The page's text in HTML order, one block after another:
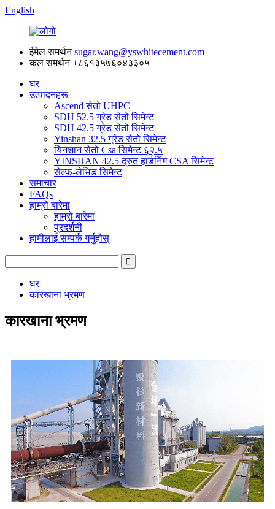
English
ईमेल समर्थन sugar.wang@yswhitecement.com
कल समर्थन +८६१३५७६०४३३०५
घर
उत्पादनहरू
Ascend सेतो UHPC
SDH 52.5 ग्रेड सेतो सिमेन्ट
SDH 42.5 ग्रेड सेतो सिमेन्ट
Yinshan 32.5 ग्रेड सेतो सिमेन्ट
यिनशान सेतो Csa सिमेन्ट ६२.५
YINSHAN 42.5 द्रुत हार्डनिंग CSA सिमेन्ट
सेल्फ-लेभिङ सिमेन्ट
समाचार
FAQs
हाम्रो बारेमा
हाम्रो बारेमा
प्रदर्शनी
हामीलाई सम्पर्क गर्नुहोस्
घर
कारखाना भ्रमण
कारखाना भ्रमण